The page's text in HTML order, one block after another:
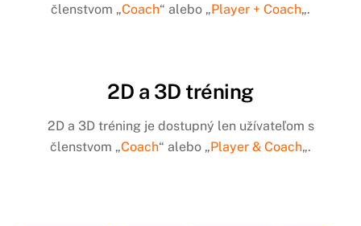
členstvom „Coach“ alebo „Player + Coach„.
2D a 3D tréning
2D a 3D tréning je dostupný len užívateľom s
členstvom „Coach“ alebo „Player & Coach„.